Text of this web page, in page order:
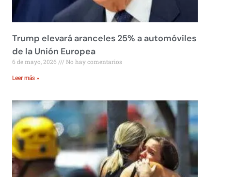
Trump elevará aranceles 25% a automóviles
de la Unión Europea
6 de mayo, 2026 No hay comentarios
Leer más »